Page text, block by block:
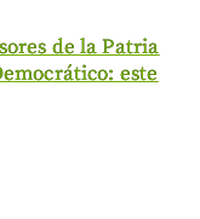
de la Patria
este